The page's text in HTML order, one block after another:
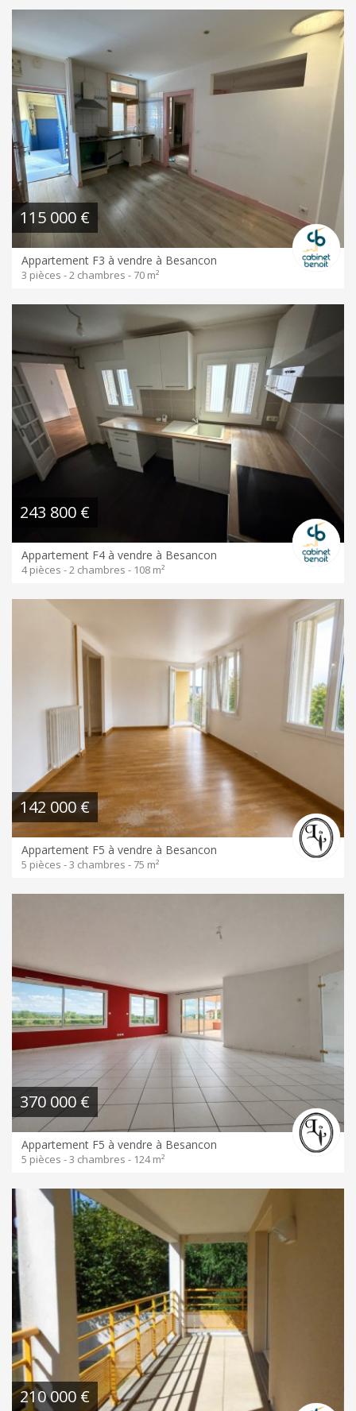
115 000 €
Appartement F3 à vendre à Besancon
3 pièces - 2 chambres - 70 m²
243 800 €
Appartement F4 à vendre à Besancon
4 pièces - 2 chambres - 108 m²
142 000 €
Appartement F5 à vendre à Besancon
5 pièces - 3 chambres - 75 m²
370 000 €
Appartement F5 à vendre à Besancon
5 pièces - 3 chambres - 124 m²
210 000 €